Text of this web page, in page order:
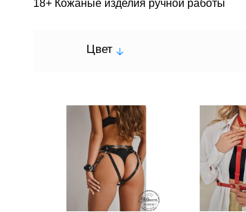
18+ Кожаные изделия ручной работы
Цвет